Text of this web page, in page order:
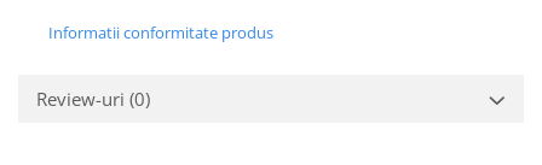
Informatii conformitate produs
Review-uri (0)